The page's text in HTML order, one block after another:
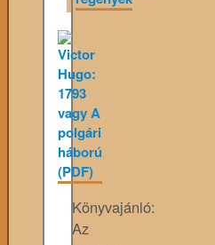
Könyvajánló:
Az